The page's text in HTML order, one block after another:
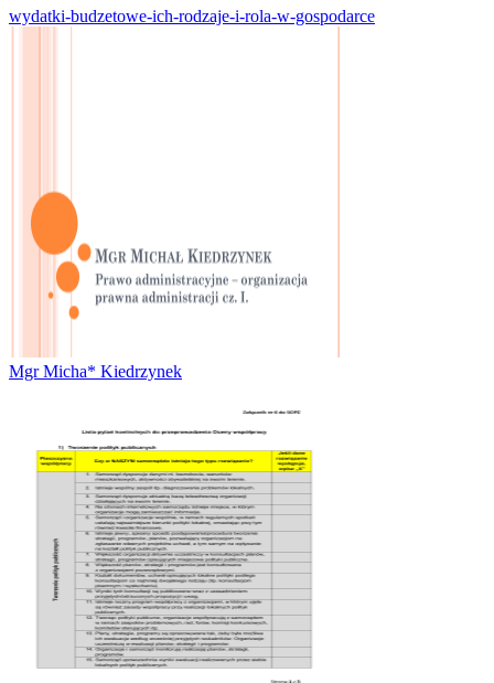
wydatki-budzetowe-ich-rodzaje-i-rola-w-gospodarce
Mgr Micha* Kiedrzynek